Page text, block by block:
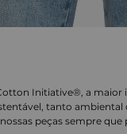
Initiative®, a maior
tanto
peças sempre que